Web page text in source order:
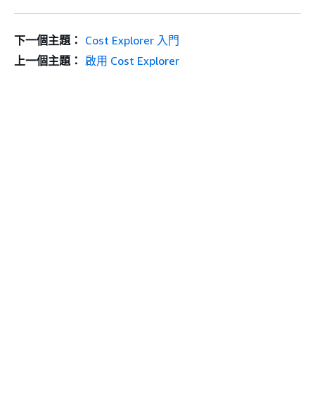
下一個主題： Cost Explorer 入門
上一個主題： 啟用 Cost Explorer